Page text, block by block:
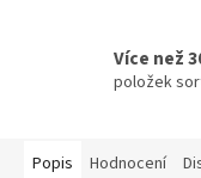
Více než
položek
Popis Hodnocení